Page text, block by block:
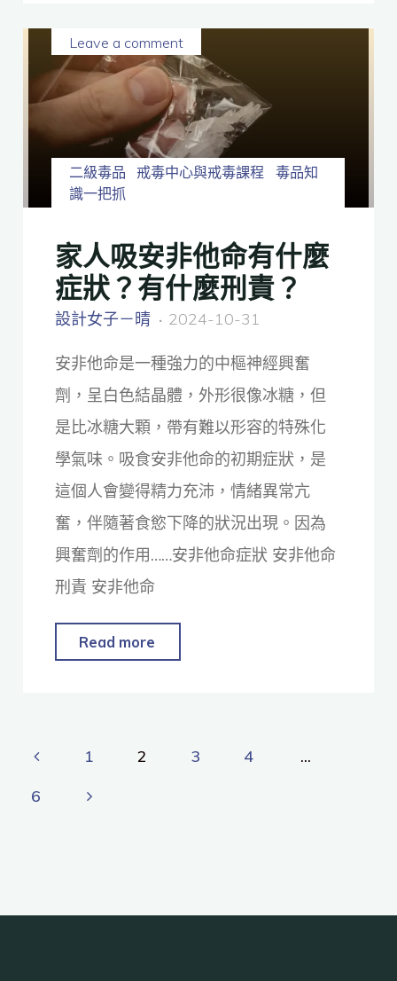
二級毒品 戒毒中心與戒毒課程
毒品知
識一把抓
Leave a comment
家人吸安非他命有什麼
症狀？有什麼刑責？
設計女子－晴 2024-10-31
安非他命是一種強力的中樞神經興奮
劑，呈白色結晶體，外形很像冰糖，但
是比冰糖大顆，帶有難以形容的特殊化
學氣味。吸食安非他命的初期症狀，是
這個人會變得精力充沛，情緒異常亢
奮，伴隨著食慾下降的狀況出現。因為
興奮劑的作用……安非他命症狀 安非他命
刑責 安非他命
Read more
1 2 3 4
...
6